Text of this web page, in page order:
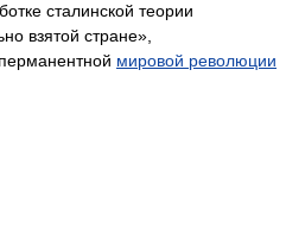
сталинской теории
взятой стране»,
мировой революции